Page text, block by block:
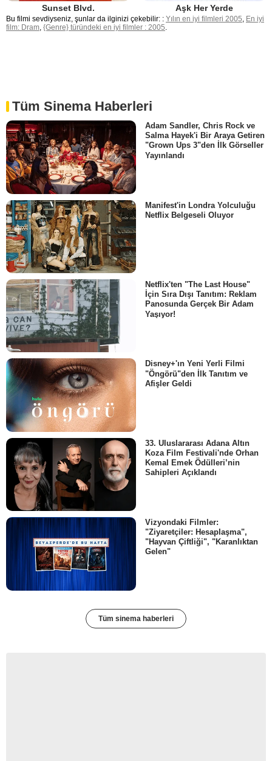
Sunset Blvd. Aşk Her Yerde
Bu filmi sevdiyseniz, şunlar da ilginizi çekebilir: : Yılın en iyi filmleri 2005, En iyi
film: Dram, {Genre} türündeki en iyi filmler : 2005.
Tüm Sinema Haberleri
Adam Sandler, Chris Rock ve
Salma Hayek'i Bir Araya Getiren
"Grown Ups 3"den İlk Görseller
Yayınlandı
Manifest'in Londra Yolculuğu
Netflix Belgeseli Oluyor
Netflix'ten "The Last House"
İçin Sıra Dışı Tanıtım: Reklam
Panosunda Gerçek Bir Adam
Yaşıyor!
Disney+'ın Yeni Yerli Filmi
"Öngörü"den İlk Tanıtım ve
Afişler Geldi
33. Uluslararası Adana Altın
Koza Film Festivali'nde Orhan
Kemal Emek Ödülleri’nin
Sahipleri Açıklandı
Vizyondaki Filmler:
"Ziyaretçiler: Hesaplaşma",
"Hayvan Çiftliği", "Karanlıktan
Gelen"
Tüm sinema haberleri